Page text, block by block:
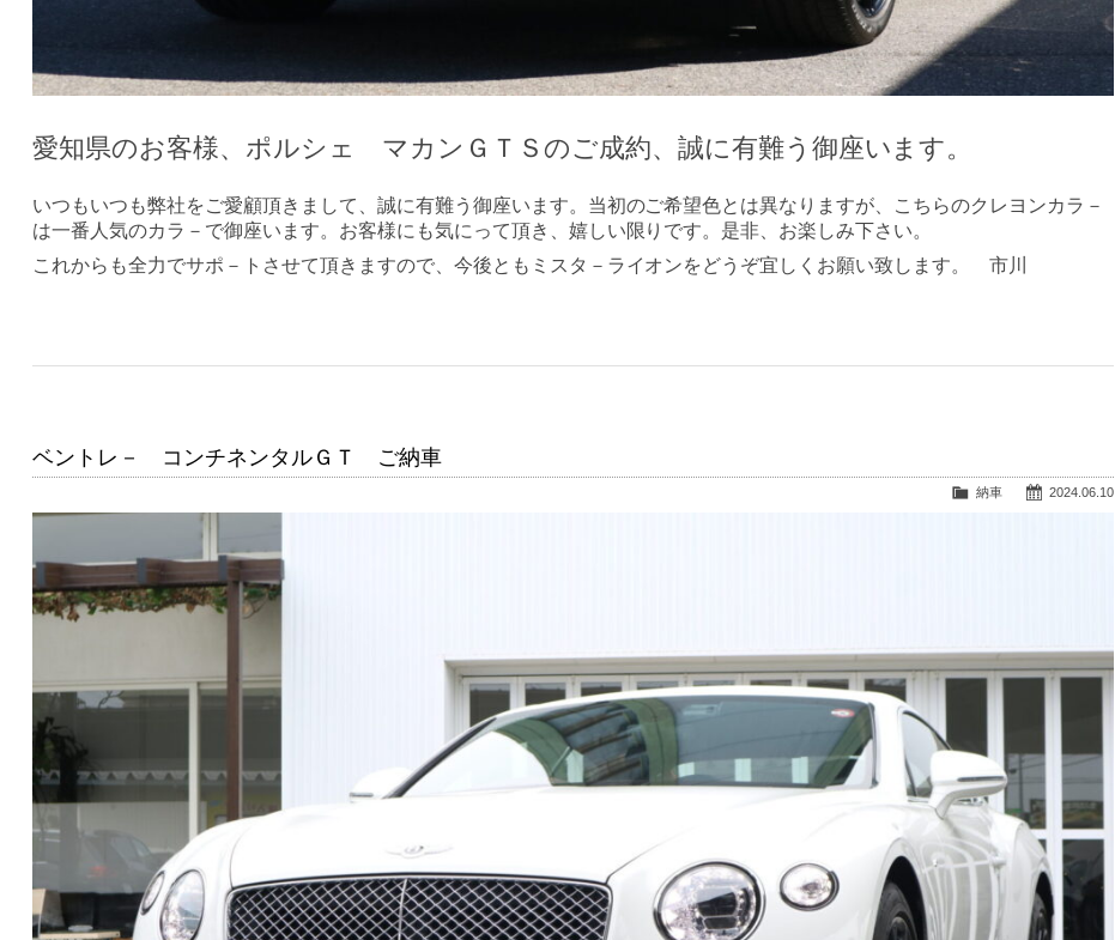
愛知県のお客様、ポルシェ マカンＧＴＳのご成約、誠に有難う御座います。
いつもいつも弊社をご愛顧頂きまして、誠に有難う御座います。当初のご希望色とは異なりますが、こちらのクレヨンカラ－
は一番人気のカラ－で御座います。お客様にも気にって頂き、嬉しい限りです。是非、お楽しみ下さい。
これからも全力でサポ－トさせて頂きますので、今後ともミスタ－ライオンをどうぞ宜しくお願い致します。 市川
ベントレ－ コンチネンタルＧＴ ご納車
2024.06.10
納車